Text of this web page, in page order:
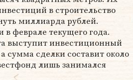
в строительство
миллиарда рублей.
феврале текущего года.
выступит инвестиционный
сумма сделки составит около
лишь занимался